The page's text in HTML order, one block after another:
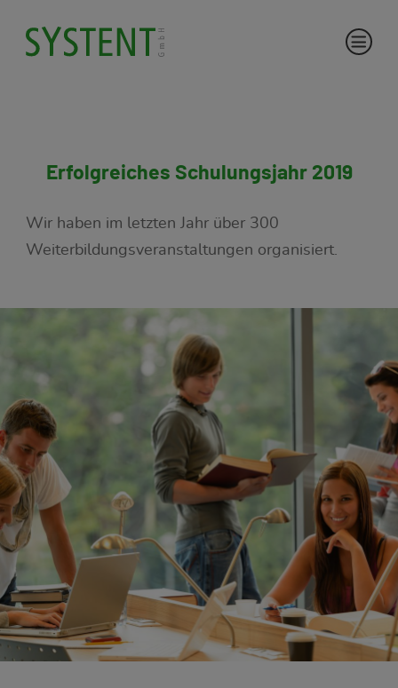
Erfolgreiches Schulungsjahr 2019
Wir haben im letzten Jahr über 300
Weiterbildungsveranstaltungen organisiert.